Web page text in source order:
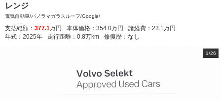
レンジ
電気自動車/パノラマガラスルーフ/Google/
支払総額： 377.1万円 本体価格： 354.0万円 諸経費： 23.1万円
年式： 2025年 走行距離： 0.8万km 修復歴： なし
1/26